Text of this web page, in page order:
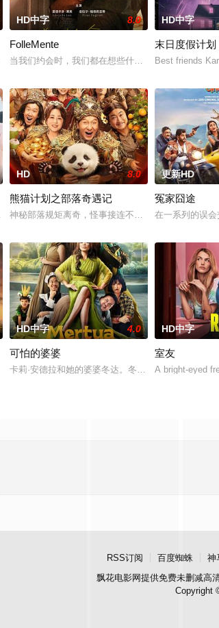
当内心的无数个“我”在争夺话语权，灵魂又会做出何
HD中字 8.0
FolleMente
当我们约会时，我们都在想些什么？当内心的无数个
HD中字
末日度假计划
Best friends
waiting tables
HD 8.0
熊猫计划之部落奇遇记
神秘部落规矩离奇，怪事接连不断！？熊猫胡胡和国
更新HD
冤家囧途
在一系列的误
HD中字 4.0
可怕的婆婆
卡莉·安德拉和她的婆婆冬达。冬达是个占有欲强的
HD中字
室友
A bright-eyed
RSS订阅 百度蜘蛛 神
飘花电影网提供免费未删减高
Copyright